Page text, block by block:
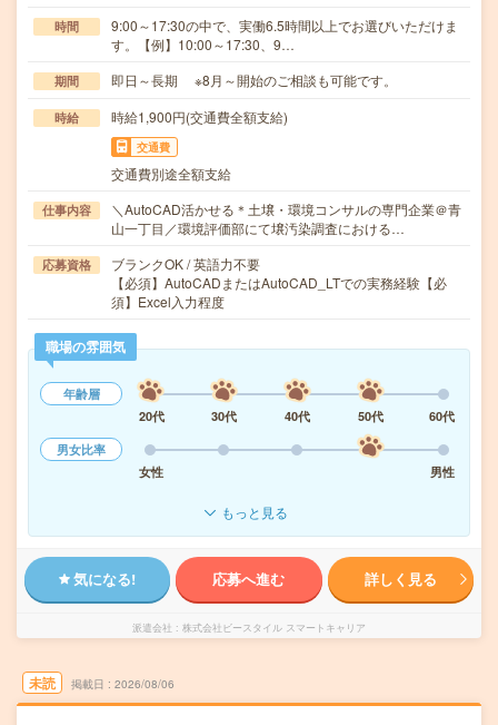
時間
9:00～17:30の中で、実働6.5時間以上でお選びいただけま
す。【例】10:00～17:30、9…
期間 即日～長期 ※8月～開始のご相談も可能です。
時給 時給1,900円(交通費全額支給)
交通費
交通費別途全額支給
仕事内容
＼AutoCAD活かせる＊土壌・環境コンサルの専門企業＠青
山一丁目／環境評価部にて壌汚染調査における…
応募資格
ブランクOK / 英語力不要
【必須】AutoCADまたはAutoCAD_LTでの実務経験【必
須】Excel入力程度
職場の雰囲気
年齢層
20代
30代 40代 50代
60代
男女比率
女性
男性
もっと見る
気になる! 応募へ進む 詳しく見る
派遣会社 株式会社ビースタイル スマートキャリア
未読 掲載日 2026/08/06